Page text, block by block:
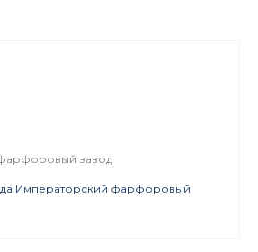
завод
Императорский фарфоровый